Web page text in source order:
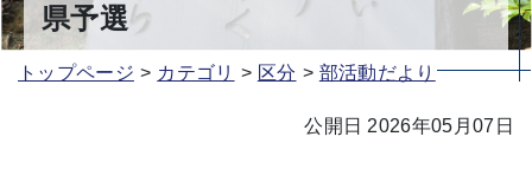
県予選
トップページ カテゴリ 区分 部活動だより
公開日 2026年05月07日